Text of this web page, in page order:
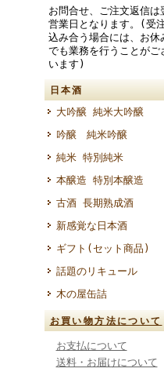
お問合せ、ご注文返信は
営業日となります。(受
込み合う場合には、お休
でも業務を行うことがご
います)
日本酒
大吟醸 純米大吟醸
吟醸 純米吟醸
純米 特別純米
本醸造 特別本醸造
古酒 長期熟成酒
新感覚な日本酒
ギフト(セット商品)
話題のリキュール
木の屋缶詰
お買い物方法について
お支払について
送料・お届けについて